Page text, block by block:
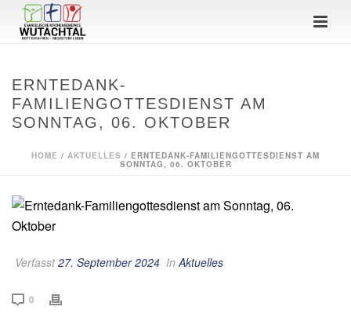
ERNTEDANK-
FAMILIENGOTTESDIENST AM
SONNTAG, 06. OKTOBER
HOME / AKTUELLES / ERNTEDANK-FAMILIENGOTTESDIENST AM
SONNTAG, 06. OKTOBER
Verfasst27. September 2024 InAktuelles
0